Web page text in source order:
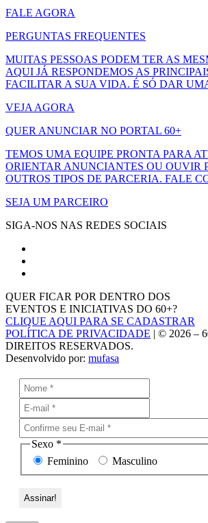
FALE AGORA
PERGUNTAS FREQUENTES
MUITAS PESSOAS PODEM TER AS
AQUI JÁ RESPONDEMOS AS
FACILITAR A SUA VIDA. É SÓ DAR
VEJA AGORA
QUER ANUNCIAR NO PORTAL 60+
TEMOS UMA EQUIPE PRONTA PARA
ORIENTAR ANUNCIANTES OU OUVIR
OUTROS TIPOS DE PARCERIA. FALE
SEJA UM PARCEIRO
SIGA-NOS NAS REDES SOCIAIS
QUER FICAR POR DENTRO DOS
EVENTOS E INICIATIVAS DO 60+?
CLIQUE AQUI PARA SE CADASTRAR
POLÍTICA DE PRIVACIDADE | © 2026 –
DIREITOS RESERVADOS.
Desenvolvido por: mufasa
Sexo *
Feminino
Masculino